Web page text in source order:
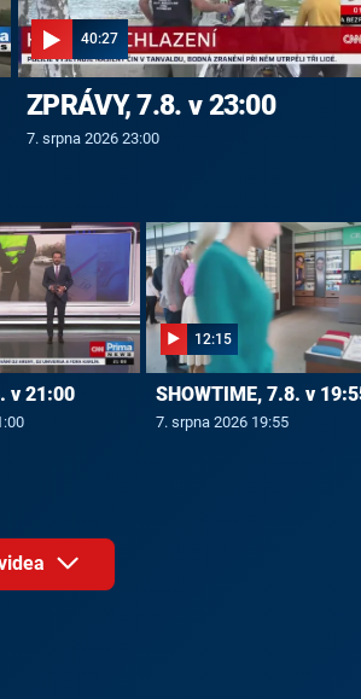
40:27
ZPRÁVY, 7.8. v 23:00
7. srpna 2026 23:00
v 21:00
12:15
SHOWTIME, 7.8. v
7. srpna 2026 19:55